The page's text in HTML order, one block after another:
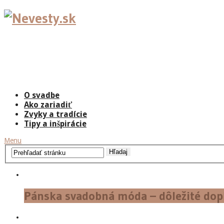
O svadbe
Ako zariadiť
Zvyky a tradície
Tipy a inšpirácie
Menu
Pánska svadobná móda – dôležité